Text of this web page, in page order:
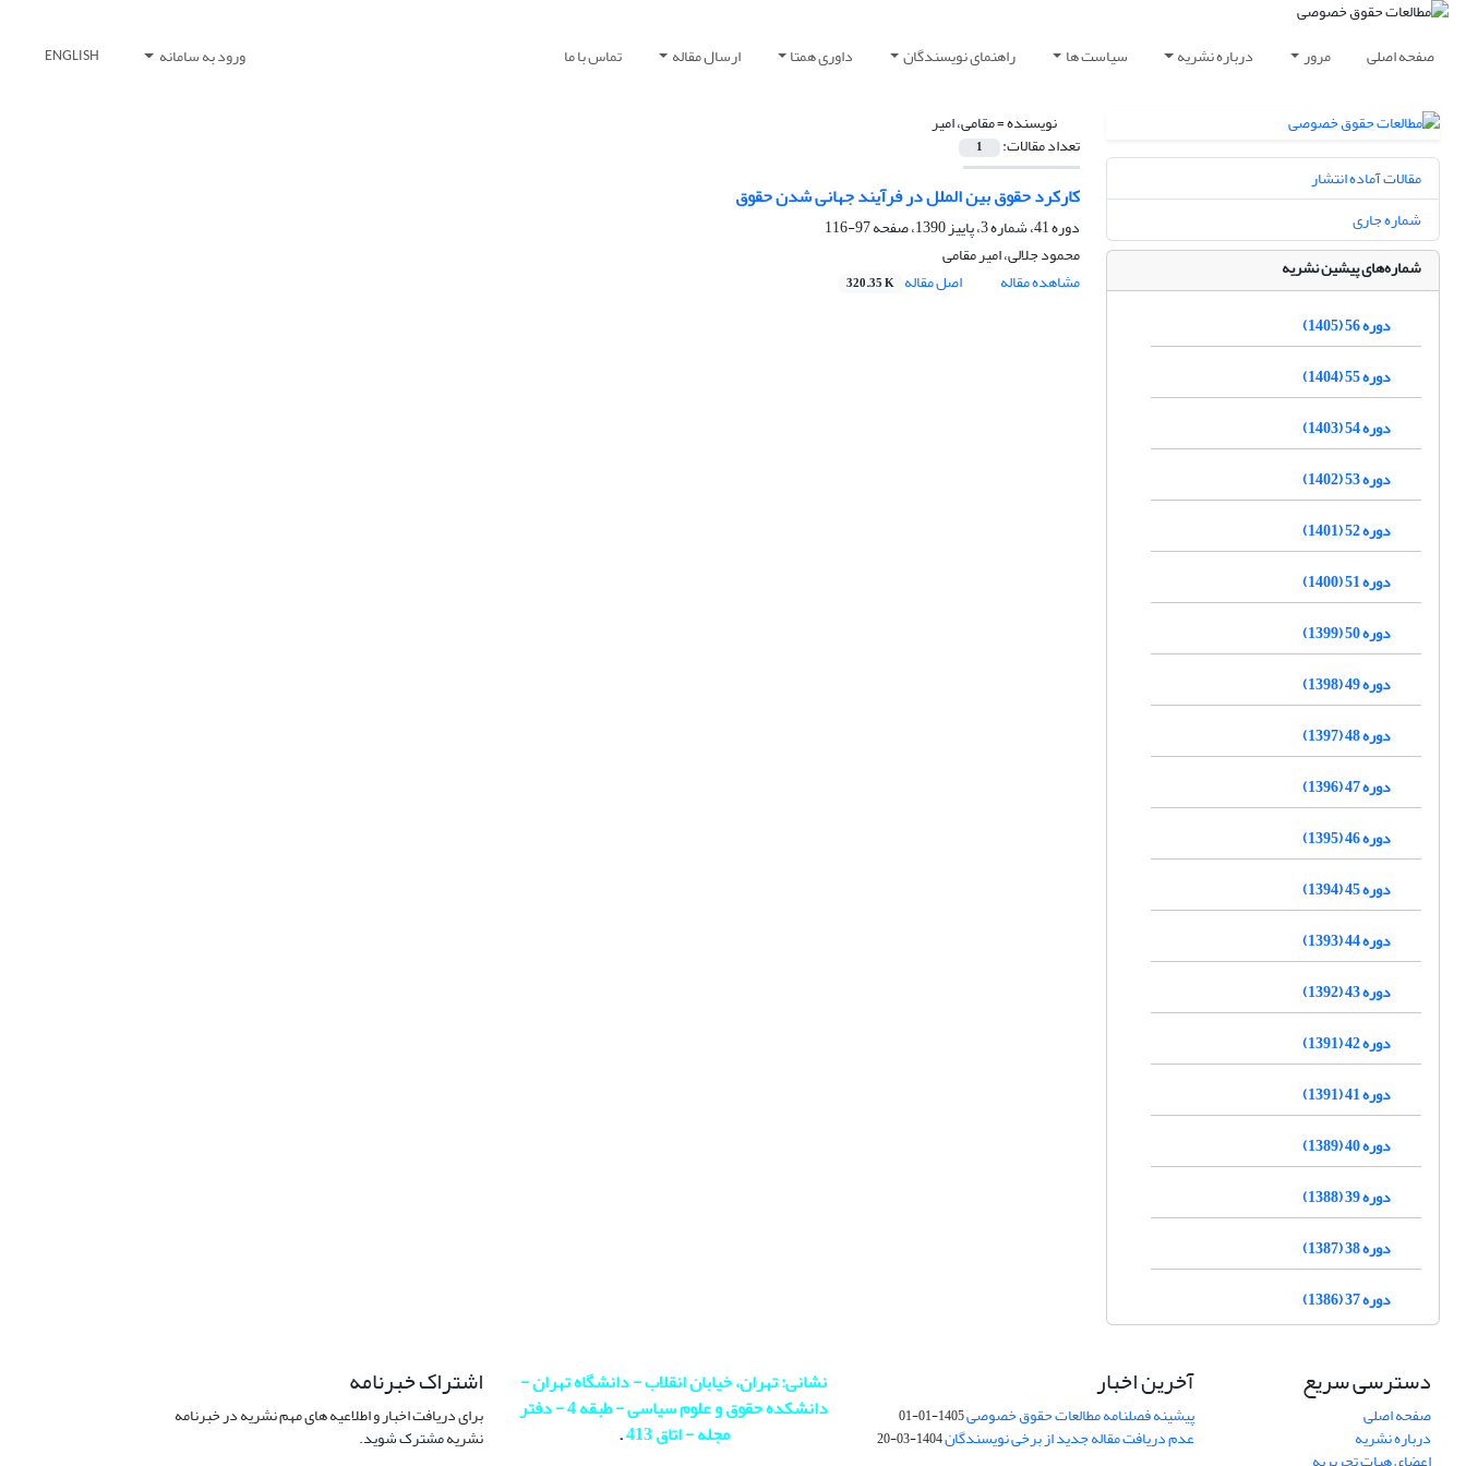
صفحه اصلی مرور درباره نشریه سیاست ها راهنمای نویسندگان داوری همتا ارسال مقاله تماس با ما ورود به سامانه ENGLISH
نویسنده =مقامی، امیر
تعداد مقالات: 1
کارکرد حقوق بین الملل در فرآیند جهانی شدن حقوق
دوره 41، شماره 3، پاییز 1390، صفحه
97-116
محمود جلالی، امیر مقامی
مشاهده مقاله
اصل مقاله 320.35 K
مقالات آماده انتشار
شماره جاری
شماره‌های پیشین نشریه
دوره 56 (1405)
دوره 55 (1404)
دوره 54 (1403)
دوره 53 (1402)
دوره 52 (1401)
دوره 51 (1400)
دوره 50 (1399)
دوره 49 (1398)
دوره 48 (1397)
دوره 47 (1396)
دوره 46 (1395)
دوره 45 (1394)
دوره 44 (1393)
دوره 43 (1392)
دوره 42 (1391)
دوره 41 (1391)
دوره 40 (1389)
دوره 39 (1388)
دوره 38 (1387)
دوره 37 (1386)
دسترسی سریع
صفحه اصلی
درباره نشریه
آخرین اخبار
پیشینه فصلنامه مطالعات حقوق خصوصی1405-01-01
عدم دریافت مقاله جدید از برخی نویسندگان1404-03-20
نشانی: تهران، خیابان انقلاب - دانشگاه تهران -
دانشکده حقوق و علوم سیاسی - طبقه 4 - دفتر
مجله - اتاق 413
.
اشتراک خبرنامه
برای دریافت اخبار و اطلاعیه های مهم نشریه در خبرنامه
نشریه مشترک شوید.